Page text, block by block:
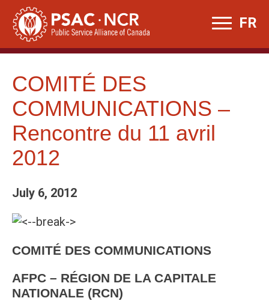
Skip
content
FR
COMITÉ DES
COMMUNICATIONS –
Rencontre du 11 avril
2012
July 6, 2012
COMITÉ DES COMMUNICATIONS
AFPC – RÉGION DE LA CAPITALE
NATIONALE (RCN)